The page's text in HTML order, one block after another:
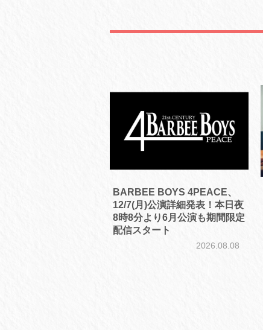
BARBEE BOYS 4PEACE、
12/7(月)公演詳細発表！本日夜
8時8分より6月公演も期間限定
配信スタート
2026.08.08